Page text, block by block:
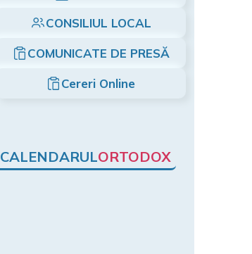
CONSILIUL LOCAL
COMUNICATE DE PRESĂ
Cereri Online
CALENDARULORTODOX